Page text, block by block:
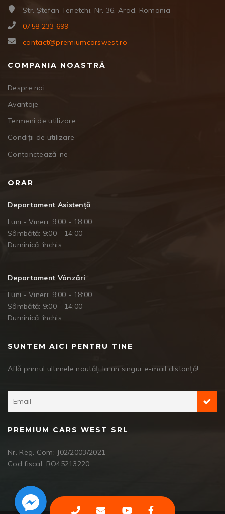
Str. Ștefan Tenetchi, Nr. 36, Arad, Romania
0758 233 699
contact@premiumcarswest.ro
COMPANIA NOASTRĂ
Despre noi
Avantaje
Termeni de utilizare
Condiții de utilizare
Contanctează-ne
ORAR
Departament Asistență
Luni - Vineri: 9:00 - 18:00
Sâmbătă: 9:00 - 14:00
Duminică: închis
Departament Vânzări
Luni - Vineri: 9:00 - 18:00
Sâmbătă: 9:00 - 14:00
Duminică: închis
SUNTEM AICI PENTRU TINE
Află primul ultimele noutăți la un singur e-mail distanță!
PREMIUM CARS WEST SRL
Nr. Reg. Com: J02/2003/2021
Cod fiscal: RO45213220
Facebook Messenger